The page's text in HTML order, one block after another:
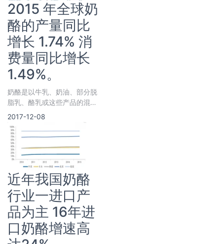
2015 年全球奶
酪的产量同比
增长 1.74% 消
费量同比增长
1.49%。
奶酪是以牛乳、奶油、部分脱
脂乳、酪乳或这些产品的混合
物为原料，经凝乳并分离乳清
而制得的新鲜或发酵成熟的乳
制品。奶酪又叫做干酪，具有
悠久的
2017-12-08
近年我国奶酪
行业一进口产
品为主 16年进
口奶酪增速高